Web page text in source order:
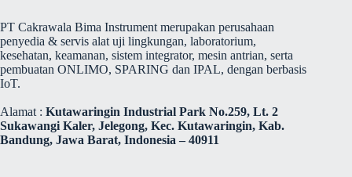
PT Cakrawala Bima Instrument merupakan perusahaan
penyedia & servis alat uji lingkungan, laboratorium,
kesehatan, keamanan, sistem integrator, mesin antrian, serta
pembuatan ONLIMO, SPARING dan IPAL, dengan berbasis
IoT.
Alamat : Kutawaringin Industrial Park No.259, Lt. 2
Sukawangi Kaler, Jelegong, Kec. Kutawaringin, Kab.
Bandung, Jawa Barat, Indonesia – 40911